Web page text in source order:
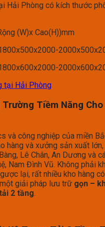
Hải Phòng có kích thước
(W)x Cao(H))mm
Tiềm Năng Cho
và công nghiệp của miền
hàng và xưởng sản xuất
Lê Chân, An Dương và
Nam Đình Vũ. Không phải
lại, rất nhiều kho hàng
giải pháp lưu trữ gọn –
2 tầng.